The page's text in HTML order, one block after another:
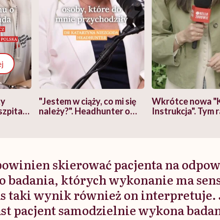
"Jestem w ciąży, co mi się
należy?". Headhunter o
Wkrótce nowa
Instrukcja". Tym
skierować pacjenta na
badania, których wykonanie ma
taki wynik również on interpretuje.
pacjent samodzielnie wykona